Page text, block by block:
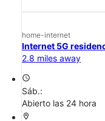
home-internet
Internet 5G
2.8 miles away
access_time
Sáb.:
Abierto las 24 hora
location_on